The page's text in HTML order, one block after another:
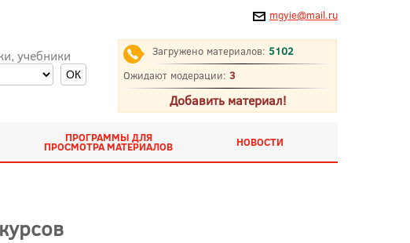
mgyie@mail.ru
учебники Загружено материалов: 5102
Ожидают модерации: 3
Добавить материал!
ПРОГРАММЫ ДЛЯ
ПРОСМОТРА МАТЕРИАЛОВ НОВОСТИ